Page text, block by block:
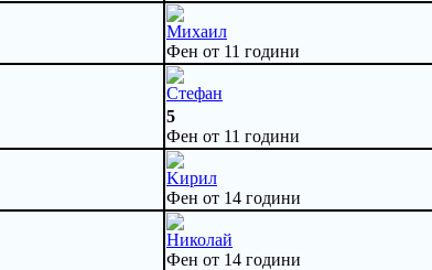
Михаил
Фен от 11 години
Стефан
5
Фен от 11 години
Kирил
Фен от 14 години
Николай
Фен от 14 години